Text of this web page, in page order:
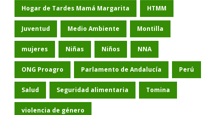
Hogar de Tardes Mamá Margarita HTMM
Juventud Medio Ambiente Montilla
mujeres Niñas Niños NNA
ONG Proagro Parlamento de Andalucía Perú
Salud Seguridad alimentaria Tomina
violencia de género